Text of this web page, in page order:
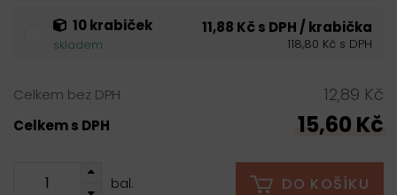
10 krabiček
skladem
11,88 Kč s DPH / krabička
118,80 Kč s DPH
Celkem bez DPH 12,89 Kč
Celkem s DPH 15,60 Kč
bal. DO KOŠÍKU